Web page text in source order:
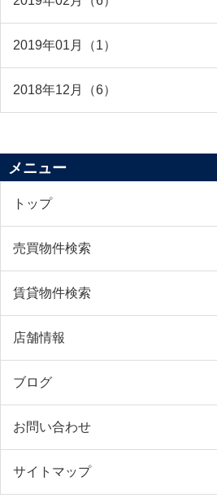
2019年01月（1）
2018年12月（6）
メニュー
トップ
売買物件検索
賃貸物件検索
店舗情報
ブログ
お問い合わせ
サイトマップ